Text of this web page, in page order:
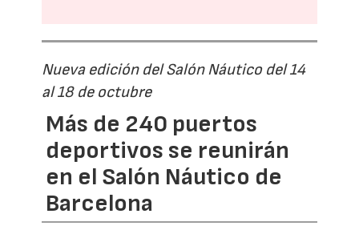
Nueva edición del Salón Náutico del 14
al 18 de octubre
Más de 240 puertos
deportivos se reunirán
en el Salón Náutico de
Barcelona